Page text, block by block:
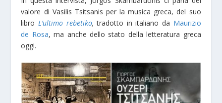
valore di Vasilis Tsitsanis per la musica greca, del suo
libroL’ultimo rebetiko,tradotto in italiano da Maurizio
de Rosa, ma anche dello stato della letteratura greca
oggi.